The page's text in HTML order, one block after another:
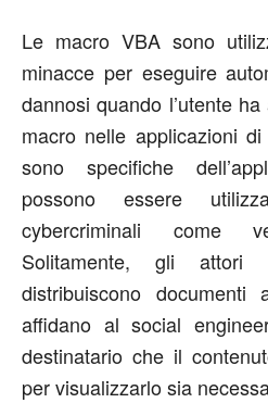
Le macro VBA sono
minacce per eseguire
dannosi quando l’utente
macro nelle applicazioni
sono specifiche
possono essere
cybercriminali come
Solitamente, gli attori
distribuiscono
affidano al social
destinatario che il
per visualizzarlo sia